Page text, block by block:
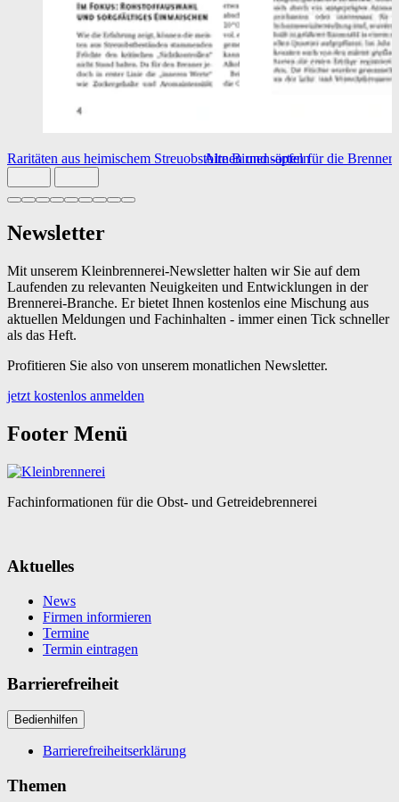
Raritäten aus heimischem Streuobstbirnen und -äpfeln
Alte Birnensorten für die
Slide 1 von 9 aktiv
Newsletter
Mit unserem Kleinbrennerei-Newsletter halten wir Sie auf dem
Laufenden zu relevanten Neuigkeiten und Entwicklungen in der
Brennerei-Branche. Er bietet Ihnen kostenlos eine Mischung aus
aktuellen Meldungen und Fachinhalten - immer einen Tick schneller
als das Heft.
Profitieren Sie also von unserem monatlichen Newsletter.
jetzt kostenlos anmelden
Footer Menü
Fachinformationen für die Obst- und Getreidebrennerei
Aktuelles
News
Firmen informieren
Termine
Termin eintragen
Barrierefreiheit
Bedienhilfen
Barrierefreiheitserklärung
Themen